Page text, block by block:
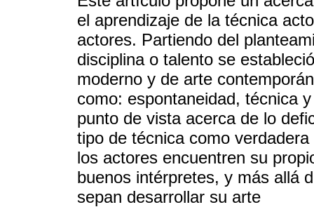
el aprendizaje de la técnica
actores. Partiendo del
disciplina o talento se
moderno y de arte
como: espontaneidad, técnica
punto de vista acerca de lo
tipo de técnica como
los actores encuentren su
buenos intérpretes, y más allá
sepan desarrollar su arte